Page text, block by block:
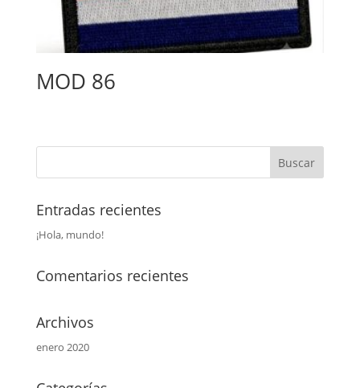
MOD 86
Entradas recientes
¡Hola, mundo!
Comentarios recientes
Archivos
enero 2020